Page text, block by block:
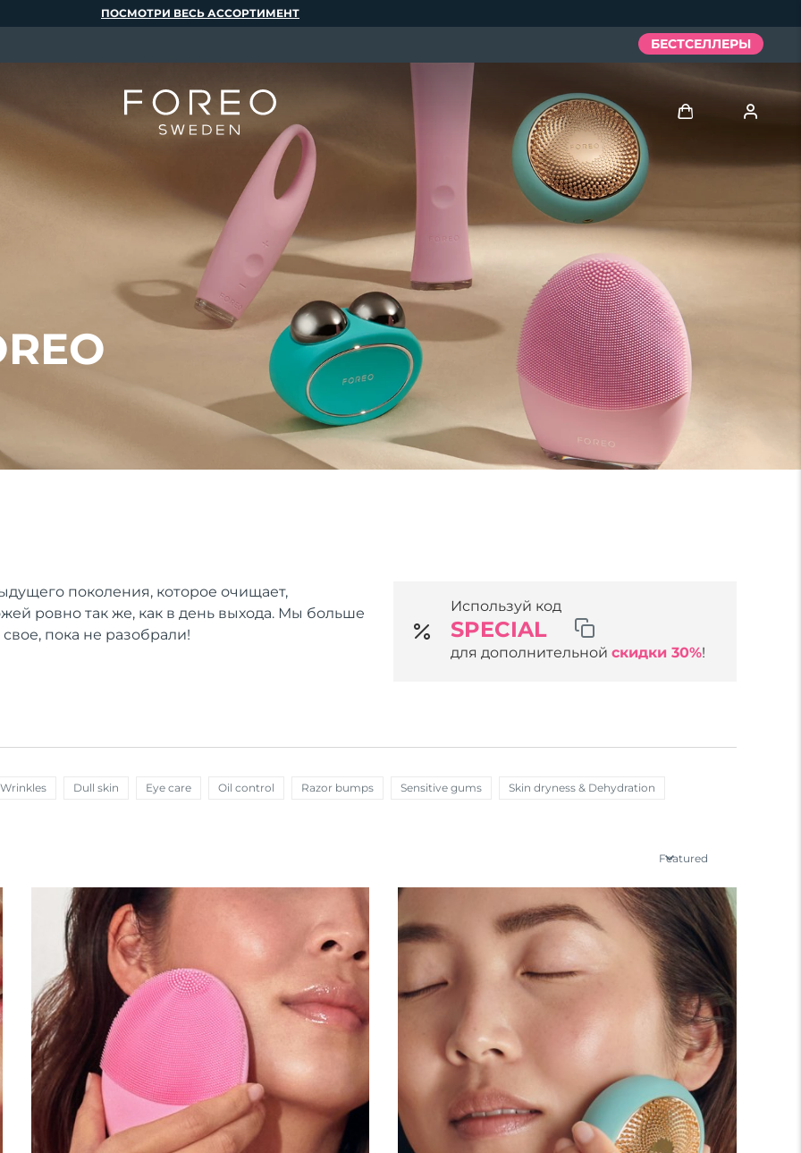
поколения, которое очищает,
ровно так же, как в день выхода. Мы больше
пока не разобрали!
Используй код
SPECIAL
для дополнительной скидки 30%!
Dull skin Eye care Oil control Razor bumps Sensitive gums Skin dryness & Dehydration
Featured
ПОСМОТРИ ВЕСЬ АССОРТИМЕНТ
БЕСТСЕЛЛЕРЫ
Войти
Профиль пользователя
Мои приборы
Мои адреса
Мои подписки